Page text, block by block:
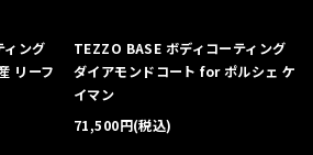
ィング
リーフ
TEZZO BASE ボディコーティング
ダイアモンドコート for ポルシェ ケ
イマン
71,500円(税込)